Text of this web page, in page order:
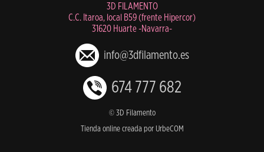
3D FILAMENTO
C.C. Itaroa, local B59 (frente Hipercor)
31620 Huarte -Navarra-
info@3dfilamento.es
674 777 682
© 3D Filamento
Tienda online creada por UrbeCOM